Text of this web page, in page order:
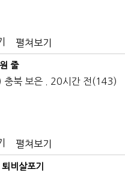
펼쳐보기
줄
충북 보은 . 20시간 전(143)
펼쳐보기
비살포기